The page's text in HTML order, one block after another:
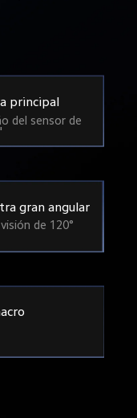
principal
del sensor de
gran angular
de 120°